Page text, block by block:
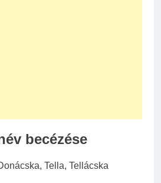
becézése
Tella, Tellácska